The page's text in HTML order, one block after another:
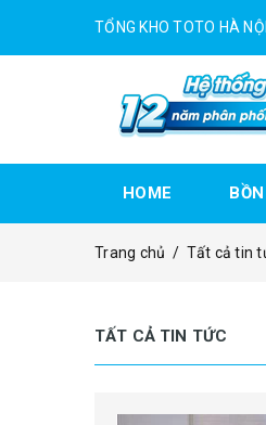
TỔNG KHO TOTO HÀ
HOME
Trang chủ / Tất cả tin
TẤT CẢ TIN TỨC